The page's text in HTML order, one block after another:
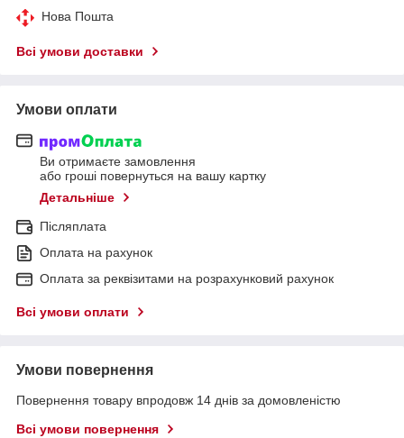
Нова Пошта
Всі умови доставки
Умови оплати
Ви отримаєте замовлення
або гроші повернуться на вашу картку
Детальніше
Післяплата
Оплата на рахунок
Оплата за реквізитами на розрахунковий рахунок
Всі умови оплати
Умови повернення
Повернення товару впродовж 14 днів за домовленістю
Всі умови повернення